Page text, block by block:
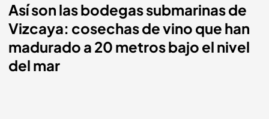
Así son las bodegas submarinas de
Vizcaya: cosechas de vino que han
madurado a 20 metros bajo el nivel
del mar